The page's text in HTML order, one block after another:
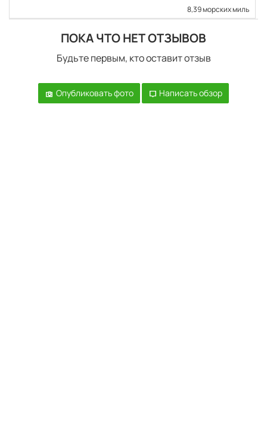
8,39 морских миль
ПОКА ЧТО НЕТ ОТЗЫВОВ
Будьте первым, кто оставит отзыв
Опубликовать фото Написать обзор